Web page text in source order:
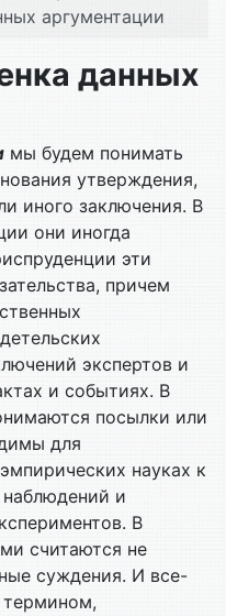
аргументации
данных
мы будем понимать
утверждения,
иного заключения. В
они иногда
эти
причем
экспертов и
и событиях. В
посылки или
для
науках к
и
В
считаются не
суждения. И все-